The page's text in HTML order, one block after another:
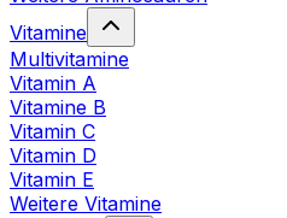
Vitamine
Multivitamine
Vitamin A
Vitamine B
Vitamin C
Vitamin D
Vitamin E
Weitere Vitamine